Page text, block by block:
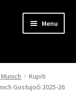
Menu
Kupiti
Gostujoči 2025-26